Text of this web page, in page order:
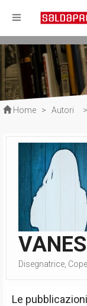
Home > Autori >
Disegnatrice,
Le